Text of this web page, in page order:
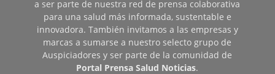
a ser parte de nuestra red de prensa colaborativa
para una salud más informada, sustentable e
innovadora. También invitamos a las empresas y
marcas a sumarse a nuestro selecto grupo de
Auspiciadores y ser parte de la comunidad de
Portal Prensa Salud Noticias.